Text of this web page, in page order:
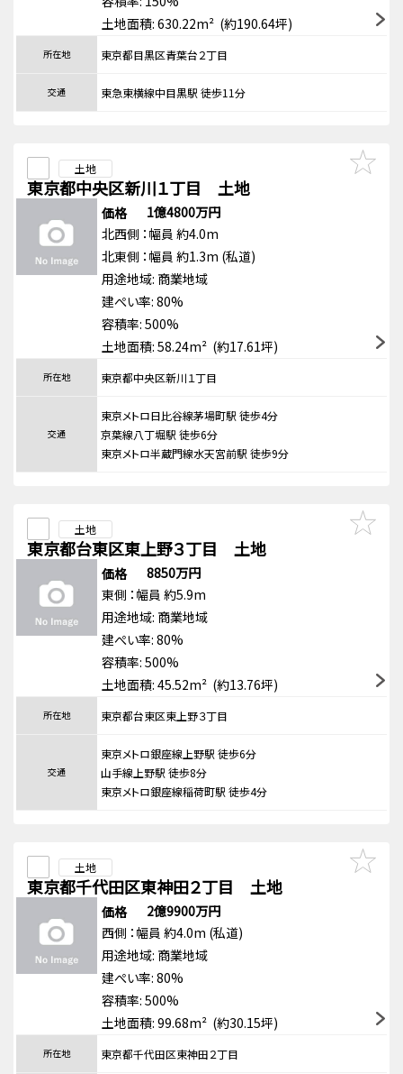
土地面積: 630.22m² (約190.64坪)
所在地 東京都目黒区青葉台２丁目
交通 東急東横線中目黒駅 徒歩11分
土地
東京都中央区新川１丁目 土地
価格
1億4800万円
北西側 ：幅員 約4.0m
北東側 ：幅員 約1.3m (私道)
用途地域: 商業地域
建ぺい率: 80%
容積率: 500%
土地面積: 58.24m² (約17.61坪)
所在地 東京都中央区新川１丁目
交通
東京メトロ日比谷線茅場町駅 徒歩4分
京葉線八丁堀駅 徒歩6分
東京メトロ半蔵門線水天宮前駅 徒歩9分
土地
東京都台東区東上野３丁目 土地
価格
8850万円
東側 ：幅員 約5.9m
用途地域: 商業地域
建ぺい率: 80%
容積率: 500%
土地面積: 45.52m² (約13.76坪)
所在地 東京都台東区東上野３丁目
交通
東京メトロ銀座線上野駅 徒歩6分
山手線上野駅 徒歩8分
東京メトロ銀座線稲荷町駅 徒歩4分
土地
東京都千代田区東神田２丁目 土地
価格
2億9900万円
西側 ：幅員 約4.0m (私道)
用途地域: 商業地域
建ぺい率: 80%
容積率: 500%
土地面積: 99.68m² (約30.15坪)
所在地 東京都千代田区東神田２丁目